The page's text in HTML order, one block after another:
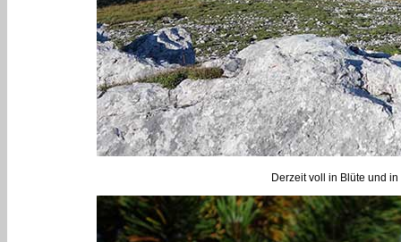
Derzeit voll in Blüte und